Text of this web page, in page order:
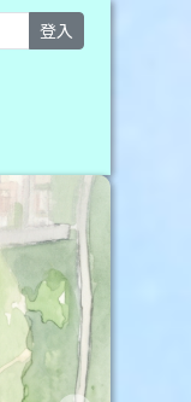
登入